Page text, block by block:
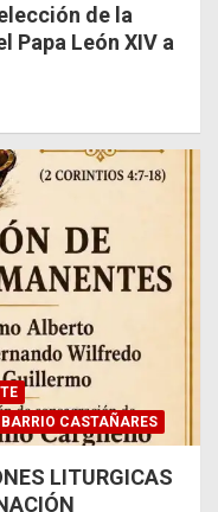
de la
Papa León XIV a
CASTAÑARES
LITURGICAS